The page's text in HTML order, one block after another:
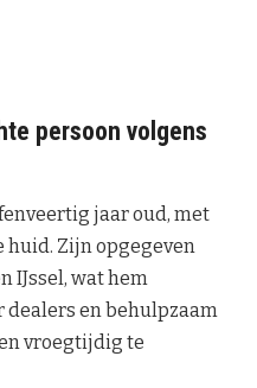
persoon volgens
jaar oud, met
huid. Zijn opgegeven
IJssel, wat hem
dealers en behulpzaam
vroegtijdig te